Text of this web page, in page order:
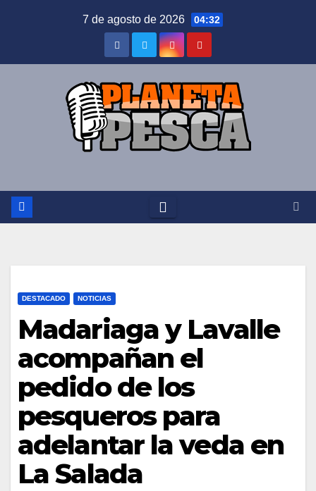
7 de agosto de 2026 04:32
DESTACADO NOTICIAS
Madariaga y Lavalle
acompañan el
pedido de los
pesqueros para
adelantar la veda en
La Salada